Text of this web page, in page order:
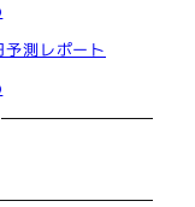
測レポート